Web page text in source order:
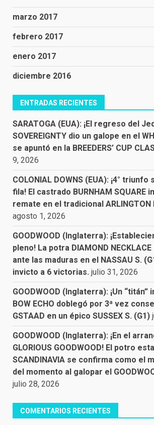
marzo 2017
febrero 2017
enero 2017
diciembre 2016
ENTRADAS RECIENTES
SARATOGA (EUA): ¡El regreso del
SOVEREIGNTY dio un galope en el
se apuntó en la BREEDERS’ CUP
9, 2026
COLONIAL DOWNS (EUA): ¡4°
fila! El castrado BURNHAM SQUARE
remate en el tradicional ARLINGTON
agosto 1, 2026
GOODWOOD (Inglaterra):
pleno! La potra DIAMOND
ante las maduras en el NASSAU S.
invicto a 6 victorias. julio 31, 2026
GOODWOOD (Inglaterra): ¡Un
BOW ECHO doblegó por 3ª vez
GSTAAD en un épico SUSSEX S. (G1)
GOODWOOD (Inglaterra): ¡En el
GLORIOUS GOODWOOD! El potro
SCANDINAVIA se confirma como el
del momento al galopar el
julio 28, 2026
COMENTARIOS RECIENTES